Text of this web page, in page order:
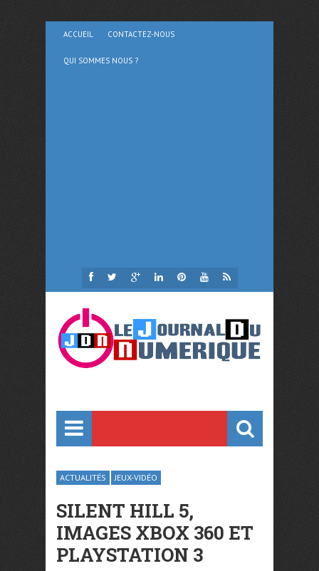
ACCUEIL CONTACTEZ-NOUS
QUI SOMMES NOUS ?
ACTUALITÉS JEUX-VIDÉO
SILENT HILL 5,
IMAGES XBOX 360 ET
PLAYSTATION 3